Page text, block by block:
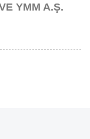
YMM A.Ş.